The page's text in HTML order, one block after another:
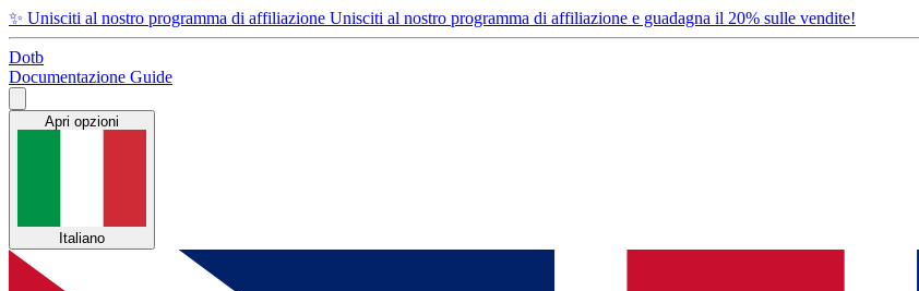
✨ Unisciti al nostro programma di affiliazione Unisciti al nostro programma di affiliazione e guadagna il 20% sulle vendite!
Dotb
Documentazione Guide
Apri opzioni
Italiano